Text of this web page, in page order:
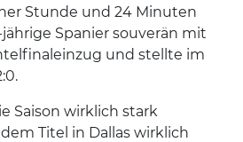
Stunde und 24 Minuten
Spanier souverän mit
und stellte im
Saison wirklich stark
Titel in Dallas wirklich